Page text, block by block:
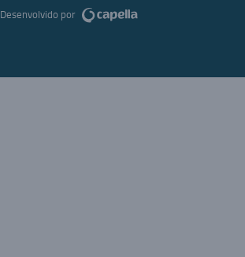
Desenvolvido por